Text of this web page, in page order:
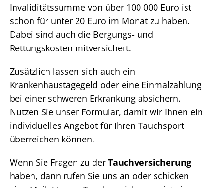
Invaliditätssumme von über 100 000 Euro ist
schon für unter 20 Euro im Monat zu haben.
Dabei sind auch die Bergungs- und
Rettungskosten mitversichert.
Zusätzlich lassen sich auch ein
Krankenhaustagegeld oder eine Einmalzahlung
bei einer schweren Erkrankung absichern.
Nutzen Sie unser Formular, damit wir Ihnen ein
individuelles Angebot für Ihren Tauchsport
überreichen können.
Wenn Sie Fragen zu der Tauchversicherung
haben, dann rufen Sie uns an oder schicken